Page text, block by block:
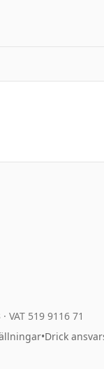
· VAT 519 9116 71
•Drick